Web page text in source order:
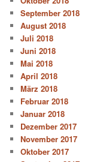
September 2018
August 2018
Juli 2018
Juni 2018
Mai 2018
April 2018
März 2018
Februar 2018
Januar 2018
Dezember 2017
November 2017
Oktober 2017